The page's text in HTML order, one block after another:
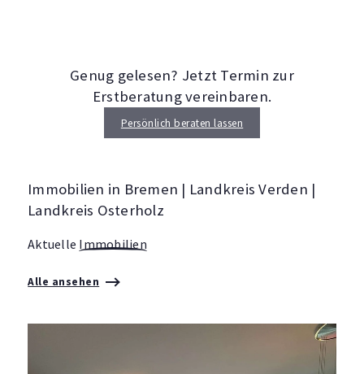
Genug gelesen? Jetzt Termin zur
Erstberatung vereinbaren.
Persönlich beraten lassen
Immobilien in Bremen | Landkreis Verden |
Landkreis Osterholz
Aktuelle Immobilien
Alle ansehen